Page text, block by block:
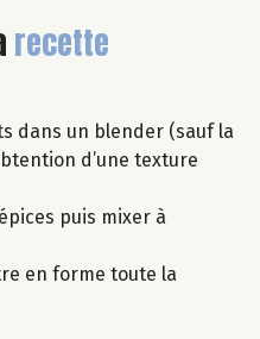
recette
dans un blender (sauf la
d’une texture
puis mixer à
en forme toute la